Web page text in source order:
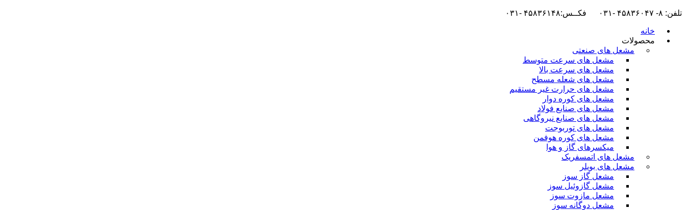
تلفن: ۸- ۴۵۸۳۶۰۴۷ -۰۳۱ فکــس:۴۵۸۳۶۱۴۸ -۰۳۱
خانه
محصولات
مشعل های صنعتی
مشعل های سرعت متوسط
مشعل های سرعت بالا
مشعل های شعله مسطح
مشعل های حرارت غیر مستقیم
مشعل های کوره دوار
مشعل های صنایع فولاد
مشعل های صنایع نیروگاهی
مشعل های توربوجت
مشعل های کوره هوفمن
میکسرهای گاز و هوا
مشعل های اتمسفریک
مشعل های بویلر
مشعل گاز سوز
مشعل گازوئیل سوز
مشعل مازوت سوز
مشعل دوگانه سوز